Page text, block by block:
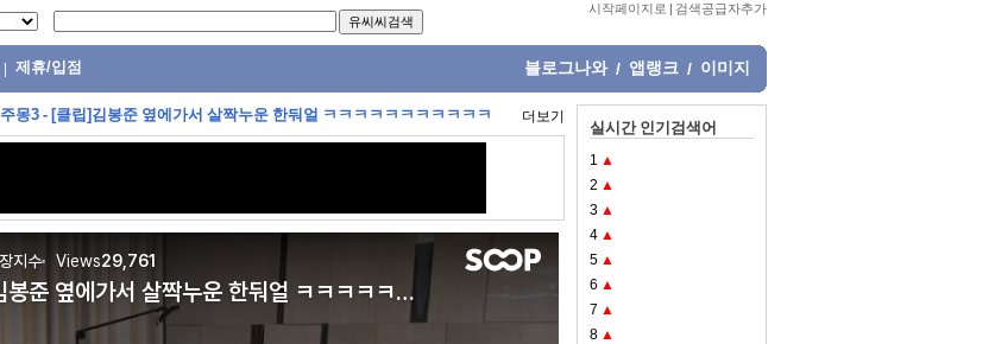
시작페이지로 | 검색공급자추가
제휴/입점 블로그나와 / 앱랭크 / 이미지
주몽3 - [클립]김봉준 옆에가서 살짝누운 한둬얼 ㅋㅋㅋㅋㅋㅋㅋㅋㅋㅋㅋ 더보기
실시간 인기검색어
1 ▲
2 ▲
3 ▲
4 ▲
5 ▲
6 ▲
7 ▲
8 ▲